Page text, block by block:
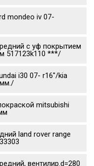
mondeo iv 07-
с уф покрытием
517123k110 ***/
i30 07- r16"/kia
mitsubishi
land rover range
вентилир.d=280